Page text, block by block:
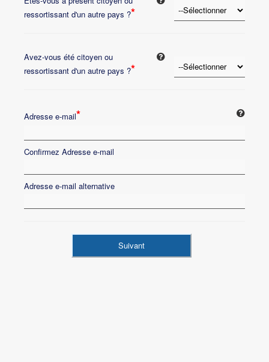
ressortissant d'un autre pays ?*
Avez-vous été citoyen ou
ressortissant d'un autre pays ?*
Adresse e-mail*
Confirmez Adresse e-mail
Adresse e-mail alternative